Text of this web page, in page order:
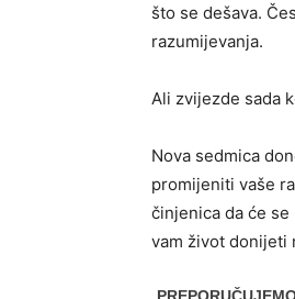
što se dešava.
razumijevanja.
Ali zvijezde sada
Nova sedmica
promijeniti vaše
činjenica da će
vam život donijeti